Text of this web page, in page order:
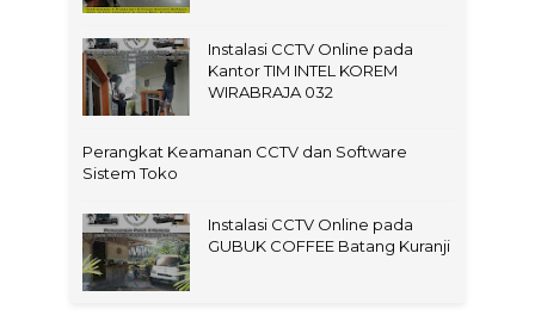
Instalasi CCTV Online pada
Kantor TIM INTEL KOREM
WIRABRAJA 032
Perangkat Keamanan CCTV dan Software
Sistem Toko
Instalasi CCTV Online pada
GUBUK COFFEE Batang Kuranji